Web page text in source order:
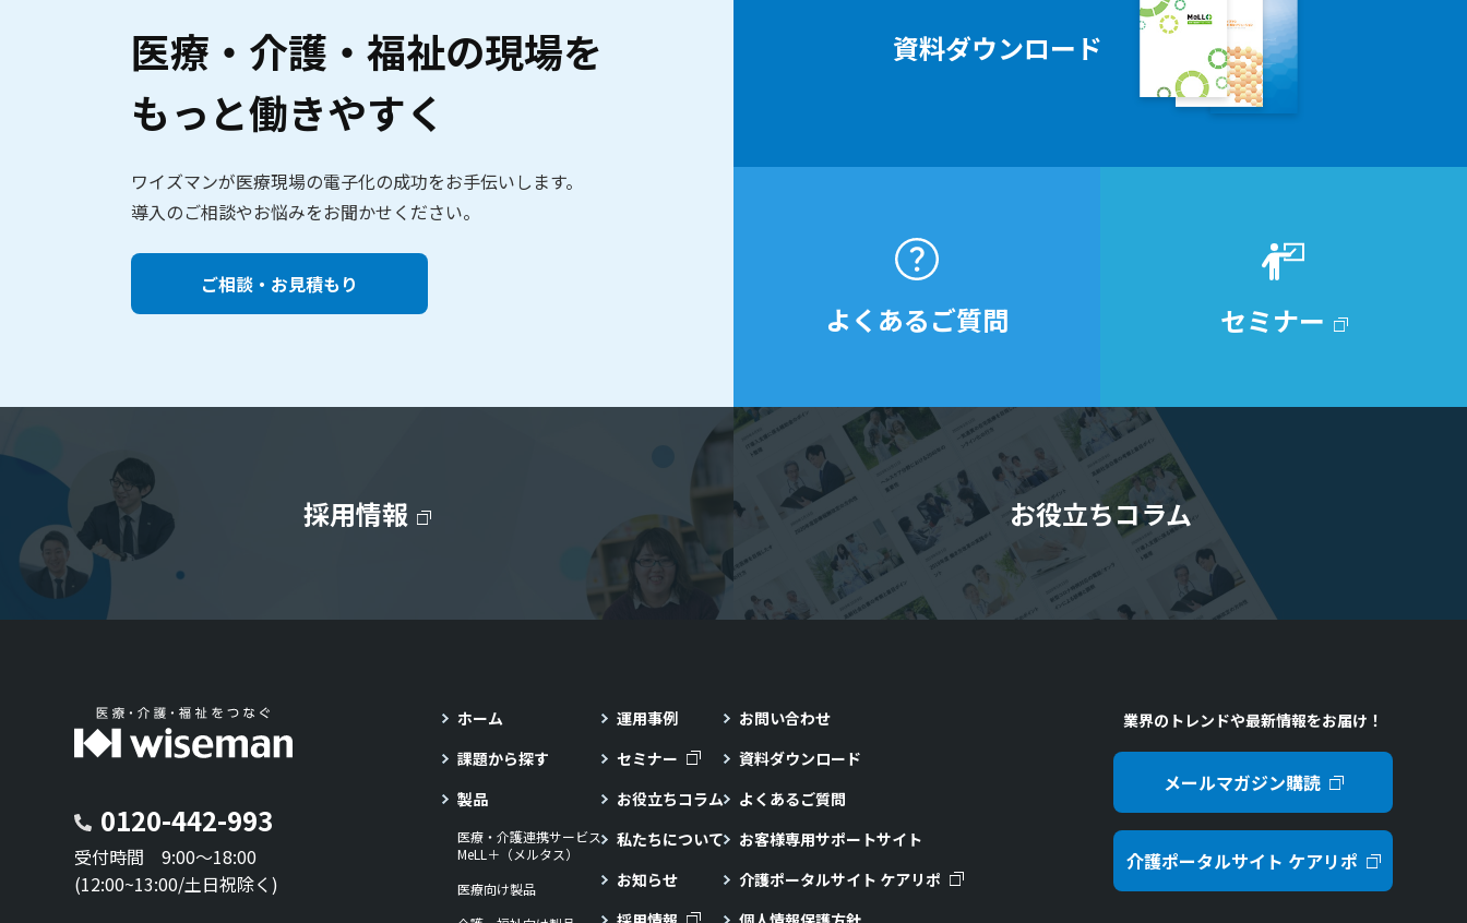
医療・介護・福祉の現場を
もっと働きやすく
ワイズマンが医療現場の電子化の成功をお手伝いします。
導入のご相談やお悩みをお聞かせください。
ご相談・お見積もり
資料ダウンロード
よくあるご質問 セミナー
採用情報 お役立ちコラム
0120-442-993
受付時間 9:00～18:00
(12:00~13:00/土日祝除く)
ホーム
課題から探す
製品
医療・介護連携サービス
MeLL＋（メルタス）
医療向け製品
運用事例
セミナー
お役立ちコラム
私たちについて
お知らせ
お問い合わせ
資料ダウンロード
よくあるご質問
お客様専用サポートサイト
介護ポータルサイト ケアリポ
業界のトレンドや最新情報をお届け！
メールマガジン購読
介護ポータルサイト ケアリポ